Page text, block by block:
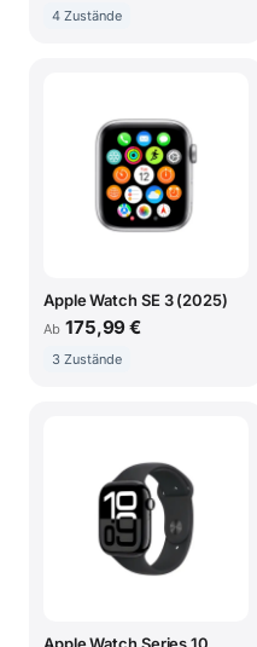
4 Zustände
Apple Watch SE 3 (2025)
Ab 175,99 €
3 Zustände